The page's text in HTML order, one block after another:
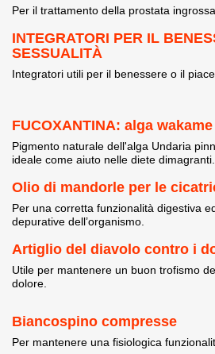
Per il trattamento della prostata
INTEGRATORI PER IL
SESSUALITÀ
Integratori utili per il benessere o il
FUCOXANTINA: alga
Pigmento naturale dell'alga Undaria
ideale come aiuto nelle diete dimagranti..
Olio di mandorle per le
Per una corretta funzionalità digestiva
depurative dell’organismo.
Artiglio del diavolo contro i
Utile per mantenere un buon trofismo
dolore.
Biancospino compresse
Per mantenere una fisiologica